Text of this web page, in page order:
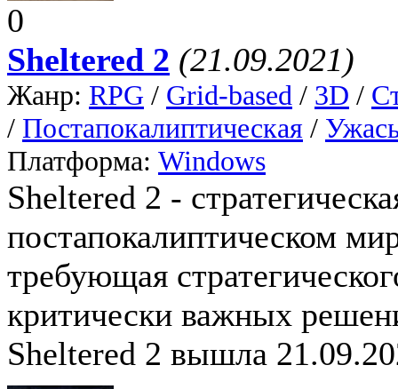
0
Sheltered 2 (21.09.2021)
Жанр: RPG / Grid-based / 3D /
/ Постапокалиптическая /
Платформа: Windows
Sheltered 2 -
постапокалиптическом
требующая
критически важных
Sheltered 2 вышла